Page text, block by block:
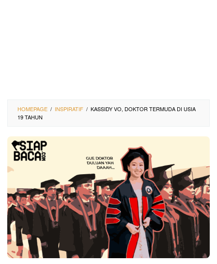
HOMEPAGE / INSPIRATIF / KASSIDY VO, DOKTOR TERMUDA DI USIA
19 TAHUN